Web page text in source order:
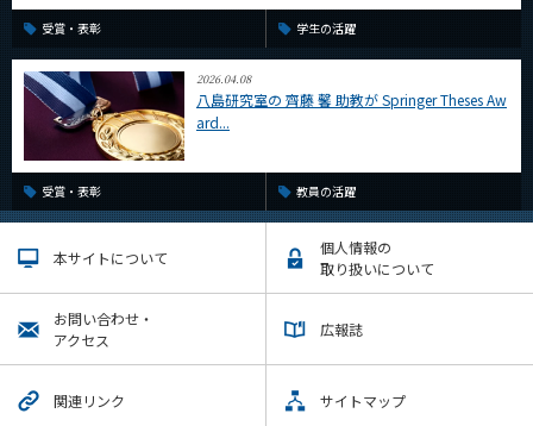
受賞・表彰 学生の活躍
2026.04.08
八島研究室の 齊藤 馨 助教が Springer Theses Aw
ard...
受賞・表彰 教員の活躍
本サイトについて
個人情報の
取り扱いについて
お問い合わせ・
アクセス
広報誌
関連リンク サイトマップ